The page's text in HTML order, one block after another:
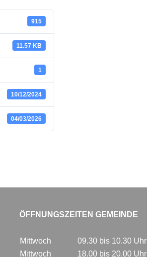
915
11.57 KB
1
10/12/2024
04/03/2026
ÖFFNUNGSZEITEN GEMEINDE
Mittwoch
09.30 bis 10.30 Uhr
Mittwoch
18.00 bis 20.00 Uhr